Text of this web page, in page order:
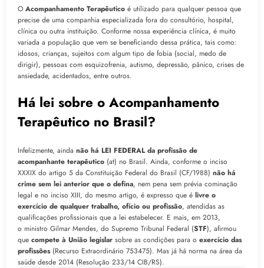
O Acompanhamento Terapêutico é utilizado para qualquer pessoa que
precise de uma companhia especializada fora do consultório, hospital,
clínica ou outra instituição. Conforme nossa experiência clínica, é muito
variada a população que vem se beneficiando dessa prática, tais como:
idosos, crianças, sujeitos com algum tipo de fobia (social, medo de
dirigir), pessoas com esquizofrenia, autismo, depressão, pânico, crises de
ansiedade, acidentados, entre outros.
Há lei sobre o Acompanhamento
Terapêutico no Brasil?
Infelizmente, ainda não há LEI FEDERAL da profissão de
acompanhante terapêutico (at) no Brasil. Ainda, conforme o inciso
XXXIX do artigo 5 da Constituição Federal do Brasil (CF/1988) não há
crime sem lei anterior que o defina, nem pena sem prévia cominação
legal e no inciso XIII, do mesmo artigo, é expresso que é livre o
exercício de qualquer trabalho, ofício ou profissão, atendidas as
qualificações profissionais que a lei estabelecer. E mais, em 2013,
o ministro Gilmar Mendes, do Supremo Tribunal Federal (STF), afirmou
que compete à União legislar sobre as condições para o exercício das
profissões(Recurso Extraordinário 753475). Mas já há norma na área da
saúde desde 2014 (Resolução 233/14 CIB/RS).